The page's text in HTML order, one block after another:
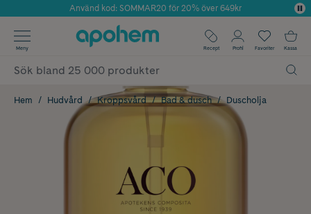
Årets Butik 2025 inom Skönhet
Använd kod: SOMMAR20 för 20% över 649kr
✓ Fri frakt
✓ Poäng på alla köp*
Meny Recept Profil Favoriter Kassa
Hem Hudvård Kroppsvård Bad & dusch Duscholja